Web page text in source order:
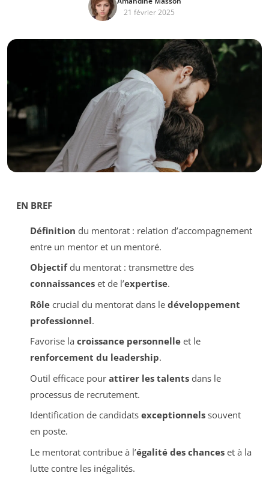
21 février 2025
EN BREF
Définition du mentorat : relation d’accompagnement
entre un mentor et un mentoré.
Objectifdu mentorat : transmettre des
connaissanceset de l’expertise.
Rôlecrucial du mentorat dans le développement
professionnel.
Favorise la croissance personnelleet le
renforcement du leadership.
Outil efficace pour attirer les talentsdans le
processus de recrutement.
Identification de candidats exceptionnelssouvent
en poste.
Le mentorat contribue à l’égalité des chanceset à la
lutte contre les inégalités.